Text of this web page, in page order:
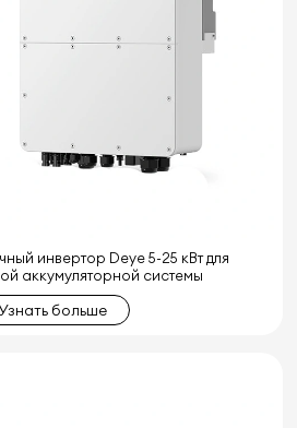
инвертор Deye 5-25 кВт для
аккумуляторной системы
больше